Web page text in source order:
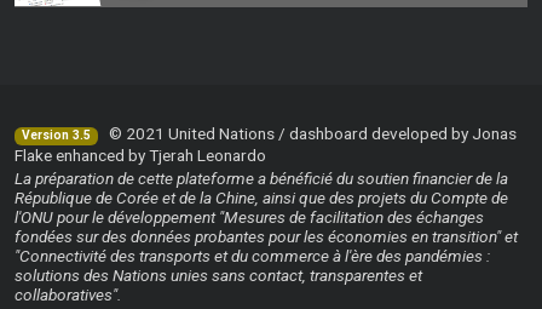
Version 3.5
© 2021 United Nations / dashboard developed by Jonas
Flake enhanced by Tjerah Leonardo
La préparation de cette plateforme a bénéficié du soutien financier de la
République de Corée et de la Chine, ainsi que des projets du Compte de
l'ONU pour le développement "Mesures de facilitation des échanges
fondées sur des données probantes pour les économies en transition" et
"Connectivité des transports et du commerce à l'ère des pandémies :
solutions des Nations unies sans contact, transparentes et
collaboratives".